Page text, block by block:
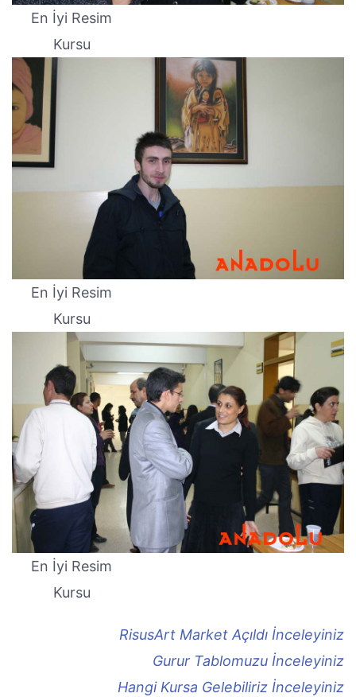
En İyi Resim
Kursu
En İyi Resim
Kursu
En İyi Resim
Kursu
RisusArt Market Açıldı İnceleyiniz
Gurur Tablomuzu İnceleyiniz
Hangi Kursa Gelebiliriz İnceleyiniz